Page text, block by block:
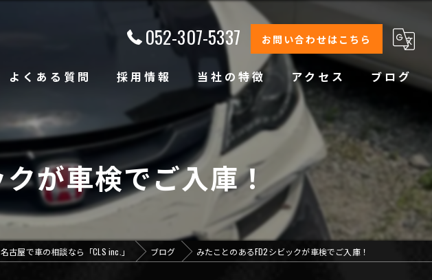
052-307-5337 お問い合わせはこちら
よくある質問 採用情報 当社の特徴
修理
整備
オイル交換
コーティング
オリジナルブランド
アクセス ブログ
が車検でご入庫！
名古屋で車の相談なら「CLS inc.」 ブログ みたことのあるFD2シビックが車検でご入庫！